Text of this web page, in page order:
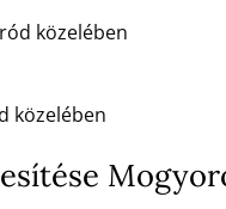
közelében
közelében